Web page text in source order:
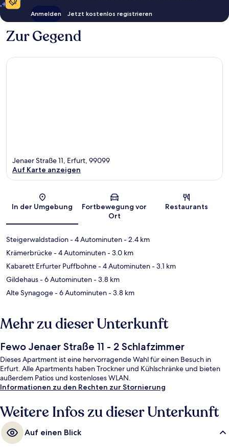
Anmelden Jetzt kostenlos registrieren
Zur Gegend
Karte
Jenaer Straße 11, Erfurt, 99099
Auf Karte anzeigen
In der Umgebung
Fortbewegung vor
Ort
Restaurants
Steigerwaldstadion- 4 Autominuten- 2.4 km
Krämerbrücke- 4 Autominuten- 3.0 km
Kabarett Erfurter Puffbohne- 4 Autominuten- 3.1 km
Gildehaus- 6 Autominuten- 3.8 km
Alte Synagoge- 6 Autominuten- 3.8 km
Mehr zu dieser Unterkunft
Fewo Jenaer Straße 11 - 2 Schlafzimmer
Dieses Apartment ist eine hervorragende Wahl für einen Besuch in
Erfurt. Alle Apartments haben Trockner und Kühlschränke und bieten
außerdem Patios und kostenloses WLAN.
Informationen zu den Rechten zur Stornierung
Weitere Infos zu dieser Unterkunft
Auf einen Blick